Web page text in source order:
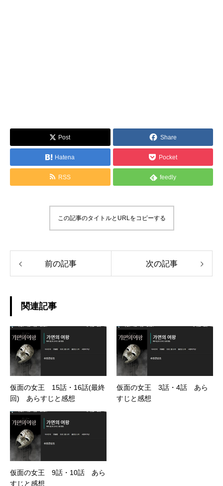
Post Share
Hatena Pocket
RSS feedly
この記事のタイトルとURLをコピーする
前の記事 次の記事
関連記事
仮面の女王 15話・16話(最終
回) あらすじと感想
仮面の女王 3話・4話 あら
すじと感想
仮面の女王 9話・10話 あら
すじと感想